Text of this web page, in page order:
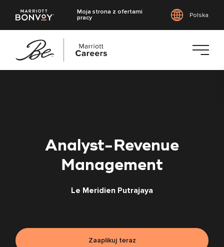
Moja strona z ofertami
pracy
Polska
Analyst-Revenue
Management
Le Meridien Putrajaya
Zaaplikuj teraz